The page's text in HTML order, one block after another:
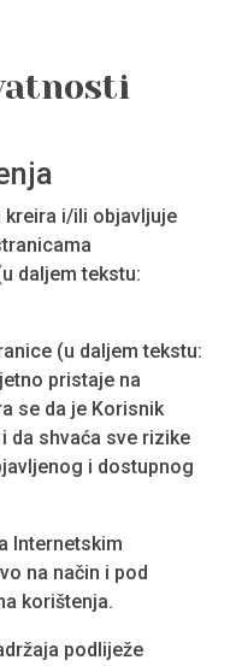
kreira i/ili objavljuje
daljem tekstu:
(u daljem tekstu:
pristaje na
se da je Korisnik
da shvaća sve rizike
i dostupnog
Internetskim
na način i pod
korištenja.
podliježe